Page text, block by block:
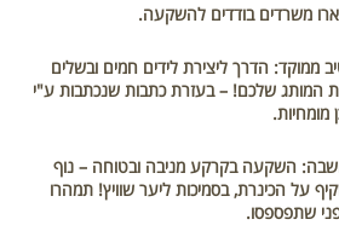
משרדים בודדים להשקעה.
ממוקד: הדרך ליצירת לידים חמים ובשלים
המותג שלכם! – בעזרת כתבות שנכתבות ע"י
מומחיות.
השקעה בקרקע מניבה ובטוחה – נוף
על הכינרת, בסמיכות ליער שוויץ! תמהרו
שתפספסו.